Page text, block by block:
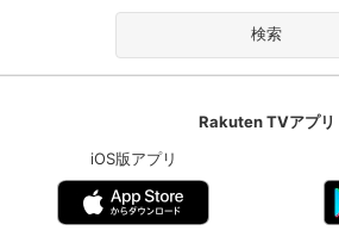
Rakuten TVアプリ
iOS版アプリ